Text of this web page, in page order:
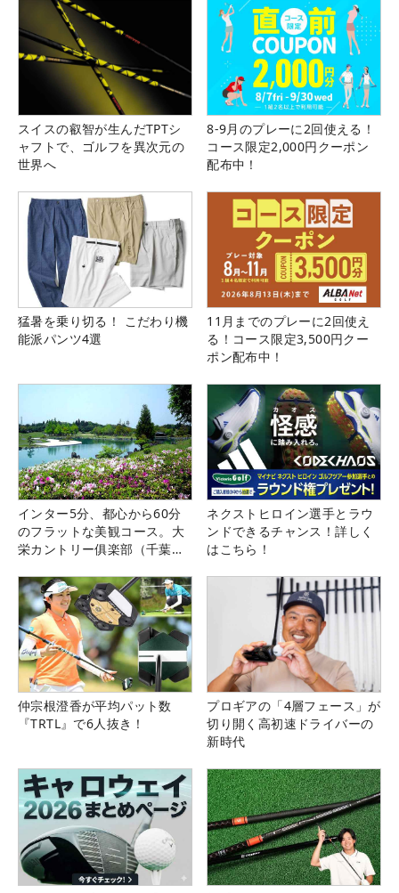
スイスの叡智が生んだTPTシ
ャフトで、ゴルフを異次元の
世界へ
8-9月のプレーに2回使える！
コース限定2,000円クーポン
配布中！
猛暑を乗り切る！ こだわり機
能派パンツ4選
11月までのプレーに2回使え
る！コース限定3,500円クー
ポン配布中！
インター5分、都心から60分
のフラットな美観コース。大
栄カントリー俱楽部（千葉
ネクストヒロイン選手とラウ
ンドできるチャンス！詳しく
はこちら！
仲宗根澄香が平均パット数
『TRTL』で6人抜き！
プロギアの「4層フェース」が
切り開く高初速ドライバーの
新時代